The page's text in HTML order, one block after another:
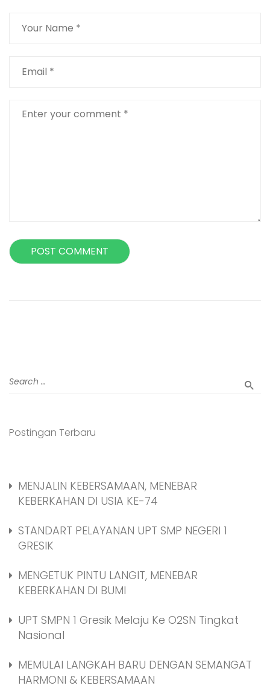
Postingan Terbaru
MENJALIN KEBERSAMAAN, MENEBAR
KEBERKAHAN DI USIA KE-74
STANDART PELAYANAN UPT SMP NEGERI 1
GRESIK
MENGETUK PINTU LANGIT, MENEBAR
KEBERKAHAN DI BUMI
UPT SMPN 1 Gresik Melaju Ke O2SN Tingkat
Nasional
MEMULAI LANGKAH BARU DENGAN SEMANGAT
HARMONI & KEBERSAMAAN